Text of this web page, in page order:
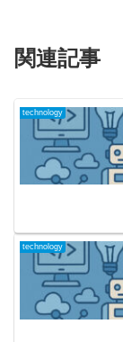
関連記事
technology
technology